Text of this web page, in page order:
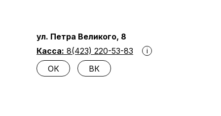
ул. Петра Великого, 8
Касса: 8(423) 220-53-83
ВК
ОК
i